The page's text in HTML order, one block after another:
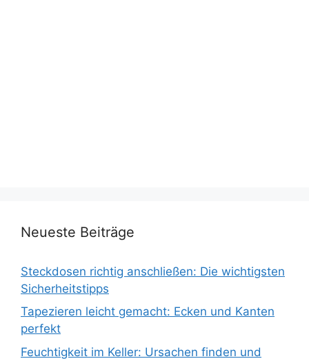
Neueste Beiträge
Steckdosen richtig anschließen: Die wichtigsten
Sicherheitstipps
Tapezieren leicht gemacht: Ecken und Kanten
perfekt
Feuchtigkeit im Keller: Ursachen finden und